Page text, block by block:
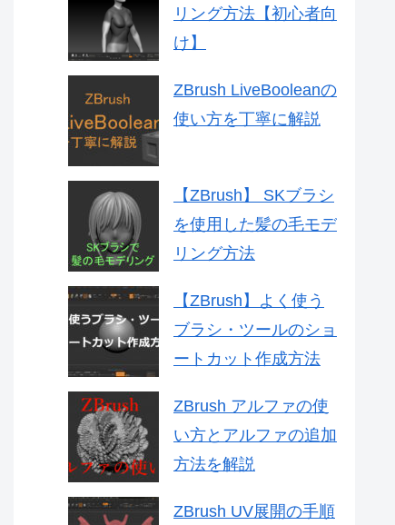
リング方法【初心者向
け】
ZBrush LiveBooleanの
使い方を丁寧に解説
【ZBrush】 SKブラシ
を使用した髪の毛モデ
リング方法
【ZBrush】よく使う
ブラシ・ツールのショ
ートカット作成方法
ZBrush アルファの使
い方とアルファの追加
方法を解説
ZBrush UV展開の手順